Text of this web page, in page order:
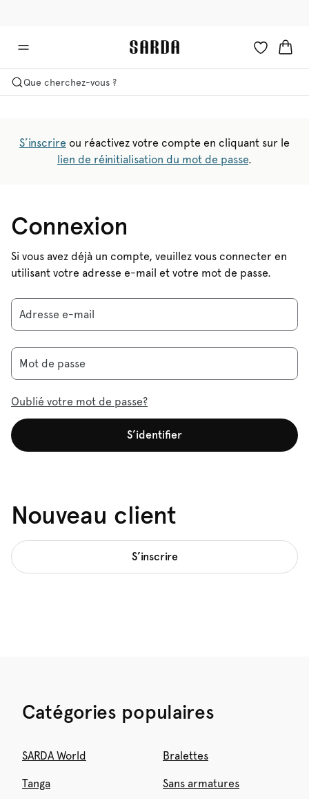
Que cherchez-vous ?
S’inscrire ou réactivez votre compte en cliquant sur le
lien de réinitialisation du mot de passe.
Connexion
Si vous avez déjà un compte, veuillez vous connecter en
utilisant votre adresse e-mail et votre mot de passe.
Adresse e-mail
Mot de passe
Oublié votre mot de passe?
S’identifier
Nouveau client
S’inscrire
Catégories populaires
SARDA World Bralettes
Tanga Sans armatures